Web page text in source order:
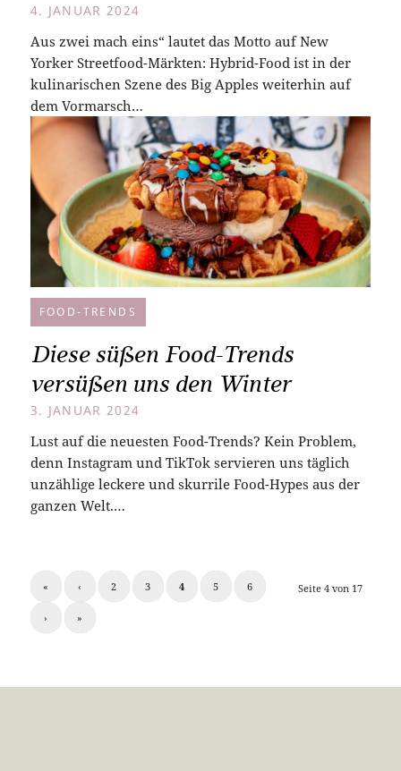
4. JANUAR 2024
Aus zwei mach eins“ lautet das Motto auf New
Yorker Streetfood-Märkten: Hybrid-Food ist in der
kulinarischen Szene des Big Apples weiterhin auf
dem Vormarsch…
FOOD-TRENDS
Diese süßen Food-Trends
versüßen uns den Winter
3. JANUAR 2024
Lust auf die neuesten Food-Trends? Kein Problem,
denn Instagram und TikTok servieren uns täglich
unzählige leckere und skurrile Food-Hypes aus der
ganzen Welt.…
Seite 4 von 17
« ‹ 2 3 4 5 6
› »